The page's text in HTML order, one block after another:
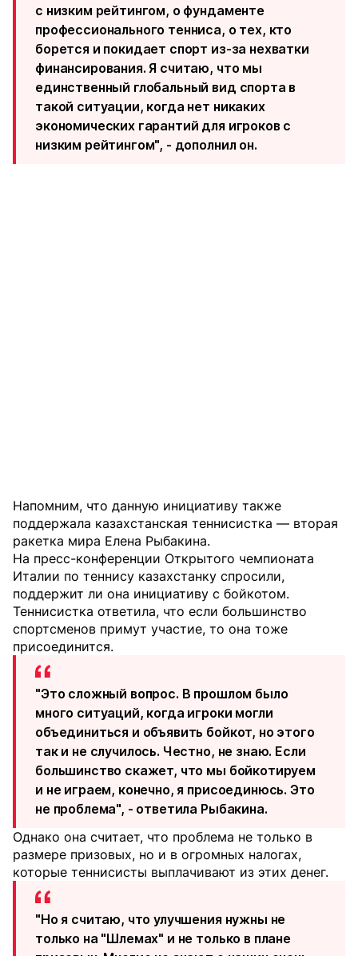
с низким рейтингом, о фундаменте
профессионального тенниса, о тех, кто
борется и покидает спорт из‑за нехватки
финансирования. Я считаю, что мы
единственный глобальный вид спорта в
такой ситуации, когда нет никаких
экономических гарантий для игроков с
низким рейтингом", - дополнил он.
Напомним, что данную инициативу также
поддержала казахстанская теннисистка — вторая
ракетка мира Елена Рыбакина.
На пресс-конференции Открытого чемпионата
Италии по теннису казахстанку спросили,
поддержит ли она инициативу с бойкотом.
Теннисистка ответила, что если большинство
спортсменов примут участие, то она тоже
присоединится.
"Это сложный вопрос. В прошлом было
много ситуаций, когда игроки могли
объединиться и объявить бойкот, но этого
так и не случилось. Честно, не знаю. Если
большинство скажет, что мы бойкотируем
и не играем, конечно, я присоединюсь. Это
не проблема", - ответила Рыбакина.
Однако она считает, что проблема не только в
размере призовых, но и в огромных налогах,
которые теннисисты выплачивают из этих денег.
"Но я считаю, что улучшения нужны не
только на "Шлемах" и не только в плане